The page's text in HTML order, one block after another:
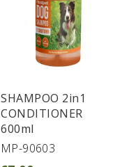
SHAMPOO 2in1
CONDITIONER
600ml
MP-90603